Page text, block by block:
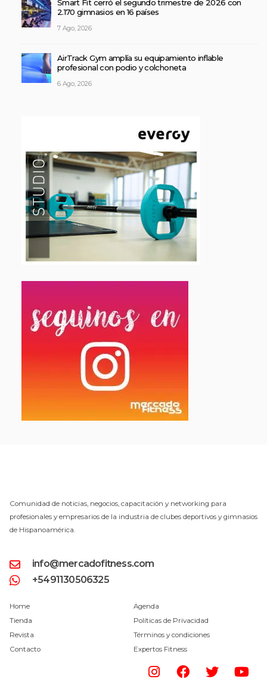
Smart Fit cerró el segundo trimestre de 2026 con
2.170 gimnasios en 16 países
7 Ago, 2026
AirTrack Gym amplía su equipamiento inflable
profesional con podio y colchoneta
6 Ago, 2026
Comunidad de noticias, negocios, capacitación y networking para
profesionales y empresarios de la industria de clubes deportivos y gimnasios
de Hispanoamérica.
info@mercadofitness.com
+5491130506325
Home
Tienda
Revista
Contacto
Agenda
Políticas de Privacidad
Términos y condiciones
Expertos Fitness